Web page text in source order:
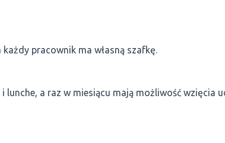
pracownik ma własną szafkę.
a raz w miesiącu mają możliwość wzięcia